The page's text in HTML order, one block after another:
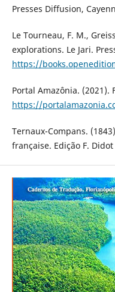
Presses Diffusion,
Le Tourneau, F. M.,
explorations. Le Jari.
https://
Portal Amazônia.
https://
Ternaux-Compans.
française. Edição F.